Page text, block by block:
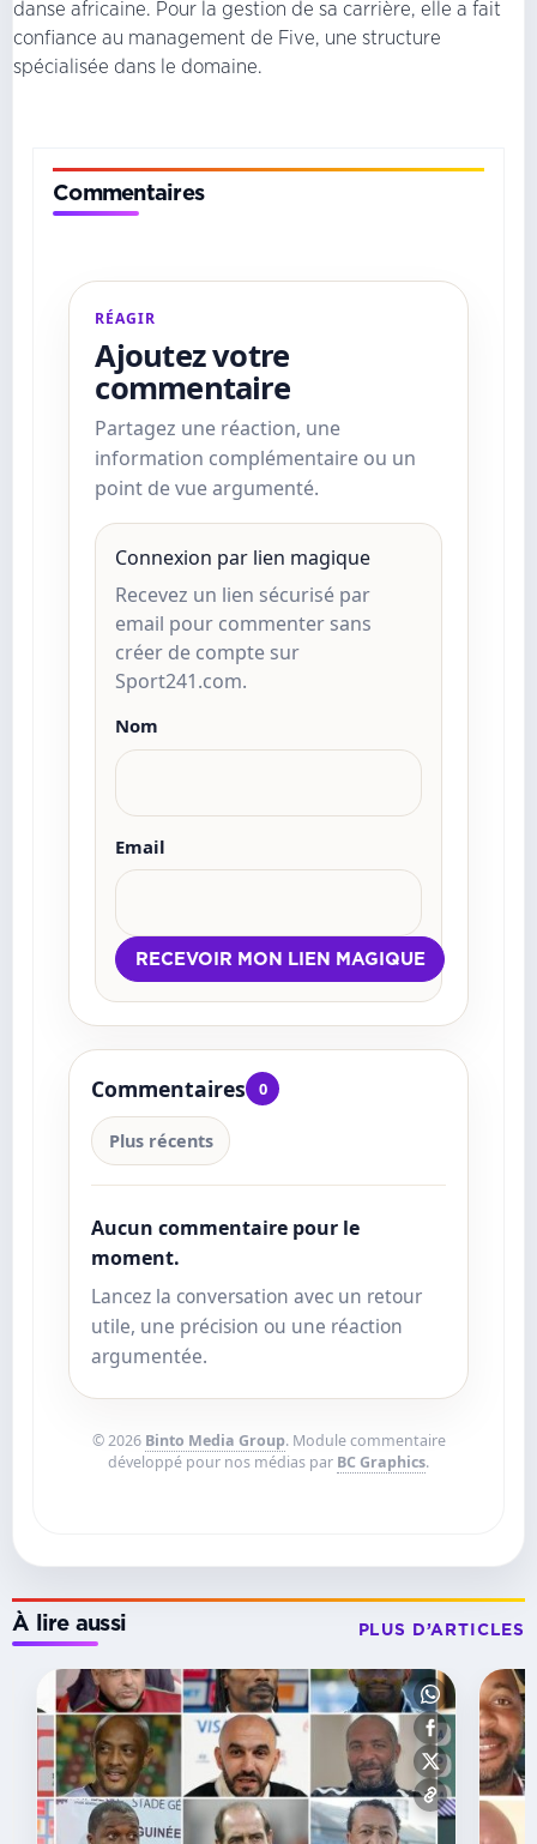
danse africaine. Pour la gestion de sa carrière, elle a fait
confiance au management de Five, une structure
spécialisée dans le domaine.
Commentaires
RÉAGIR
Ajoutez votre
commentaire
Partagez une réaction, une
information complémentaire ou un
point de vue argumenté.
Connexion par lien magique
Recevez un lien sécurisé par
email pour commenter sans
créer de compte sur
Sport241.com.
Nom
Email
Commentaires 0
Plus récents
Aucun commentaire pour le
moment.
Lancez la conversation avec un retour
utile, une précision ou une réaction
argumentée.
© 2026 Binto Media Group. Module commentaire
développé pour nos médias par BC Graphics.
À lire aussi PLUS D’ARTICLES
RÉCOMPENSES
Ndambo
d’Or
2026 :
le
successeur